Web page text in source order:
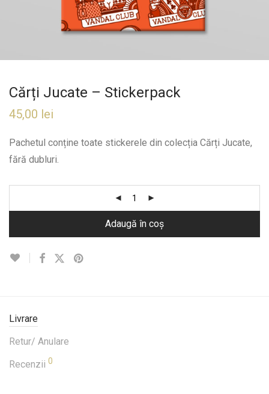
Cărți Jucate – Stickerpack
45,00 lei
Pachetul conține toate stickerele din colecția Cărți Jucate,
fără dubluri.
Adaugă în coș
Livrare
Retur/ Anulare
Recenzii 0